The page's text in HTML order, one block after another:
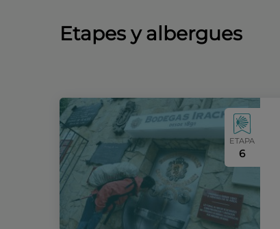
Etapes y albergues
ETAPA
6